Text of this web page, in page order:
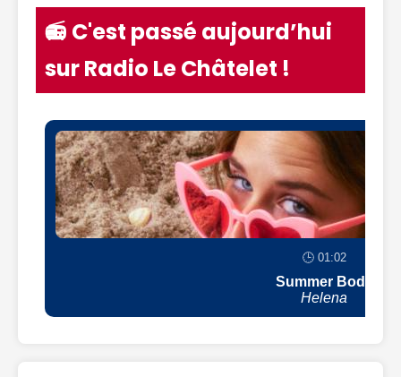
📻 C'est passé aujourd’hui
sur Radio Le Châtelet !
🕒 01:02
Summer Body
Helena